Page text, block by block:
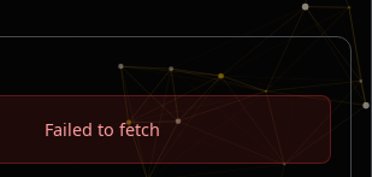
Failed to fetch